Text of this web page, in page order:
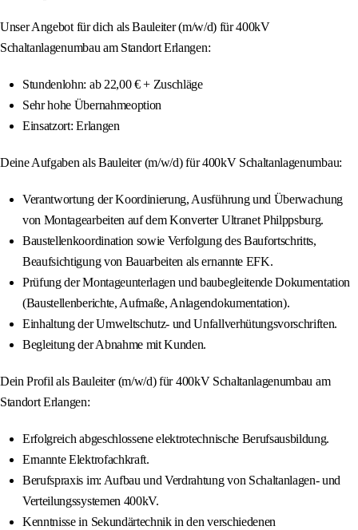
Unser Angebot für dich als Bauleiter (m/w/d) für 400kV
Schaltanlagenumbau am Standort Erlangen:
Stundenlohn: ab 22,00 € + Zuschläge
Sehr hohe Übernahmeoption
Einsatzort: Erlangen
Deine Aufgaben als Bauleiter (m/w/d) für 400kV Schaltanlagenumbau:
Verantwortung der Koordinierung, Ausführung und Überwachung
von Montagearbeiten auf dem Konverter Ultranet Philppsburg.
Baustellenkoordination sowie Verfolgung des Baufortschritts,
Beaufsichtigung von Bauarbeiten als ernannte EFK.
Prüfung der Montageunterlagen und baubegleitende Dokumentation
(Baustellenberichte, Aufmaße, Anlagendokumentation).
Einhaltung der Umweltschutz- und Unfallverhütungsvorschriften.
Begleitung der Abnahme mit Kunden.
Dein Profil als Bauleiter (m/w/d) für 400kV Schaltanlagenumbau am
Standort Erlangen:
Erfolgreich abgeschlossene elektrotechnische Berufsausbildung.
Ernannte Elektrofachkraft.
Berufspraxis im: Aufbau und Verdrahtung von Schaltanlagen- und
Verteilungssystemen 400kV.
Kenntnisse in Sekundärtechnik in den verschiedenen